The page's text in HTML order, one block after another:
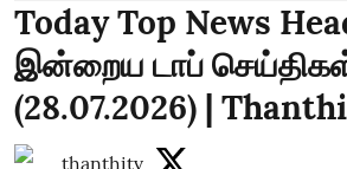
Today Top News
இன்றைய டாப்
(28.07.2026) |
thanthitv